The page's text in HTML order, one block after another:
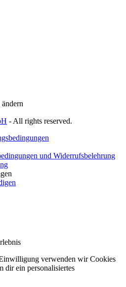
- All rights reserved.
und Widerrufsbelehrung
verwenden wir Cookies
dir ein personalisiertes